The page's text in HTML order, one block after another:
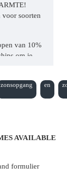
soorten
van 10%
om je
hij zeer
vochtige
zonsopgang en
AVAILABLE
formulier